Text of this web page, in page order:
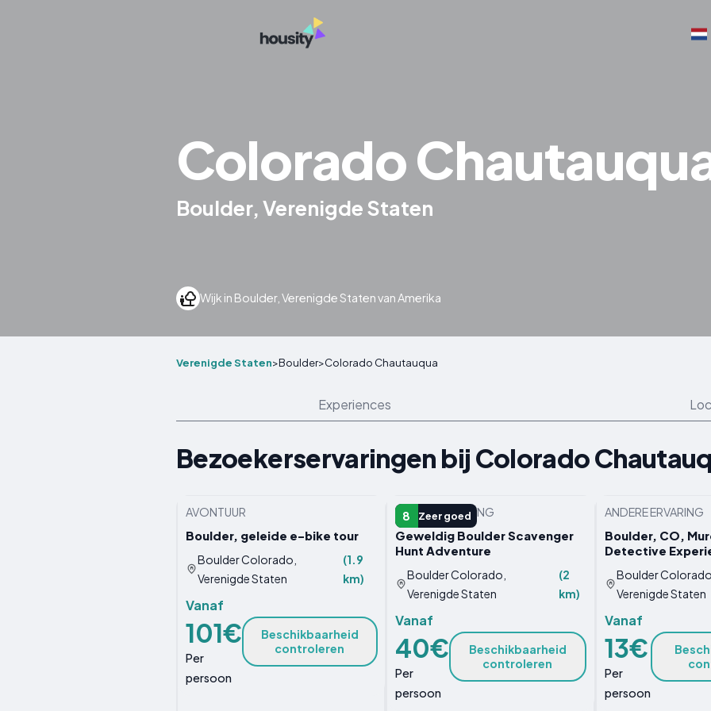
Colorado
Boulder, Verenigde Staten
Wijk in Boulder, Verenigde Staten van Amerika
Verenigde Staten>Boulder>Colorado Chautauqua
Experiences
Bezoekerservaringen bij Colorado
AVONTUUR
Boulder, geleide e-bike tour
Boulder Colorado,
Verenigde Staten
(1.9
km)
Vanaf
101€
Per
persoon
Beschikbaarheid
controleren
8 Zeer goed
ANDERE ERVARING
Geweldig Boulder Scavenger
Hunt Adventure
Boulder Colorado,
Verenigde Staten
(2
km)
Vanaf
40€
Per
persoon
Beschikbaarheid
controleren
ANDERE ERVARING
Boulder, CO,
Detective
Boulder Colorado,
Verenigde Staten
Vanaf
13€
Per
persoon